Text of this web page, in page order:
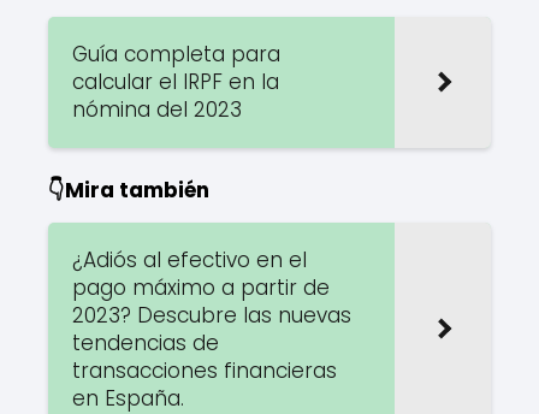
Guía completa para
calcular el IRPF en la
nómina del 2023
👇Mira también
¿Adiós al efectivo en el
pago máximo a partir de
2023? Descubre las nuevas
tendencias de
transacciones financieras
en España.